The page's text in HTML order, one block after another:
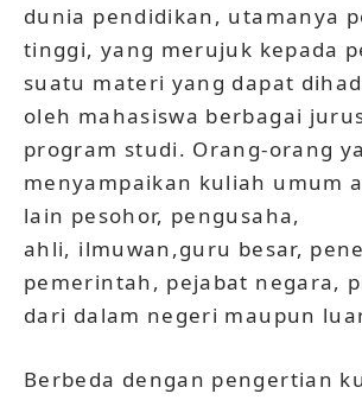
dunia pendidikan, utamanya
tinggi, yang merujuk kepada
suatu materi yang dapat
oleh mahasiswa berbagai
program studi. Orang-orang
menyampaikan kuliah umum
lain pesohor, pengusaha,
ahli, ilmuwan,guru besar,
pemerintah, pejabat negara,
dari dalam negeri maupun
Berbeda dengan pengertian